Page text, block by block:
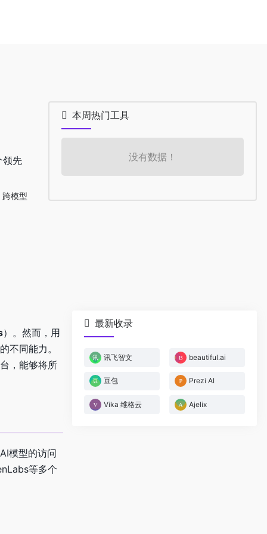
领先
跨模型
本周热门工具
没有数据！
）。然而，用
不同能力。
，能够将所
模型的访问
等多个
最新收录
讯飞智文 beautiful.ai
豆包 Prezi AI
Vika 维格云 Ajelix